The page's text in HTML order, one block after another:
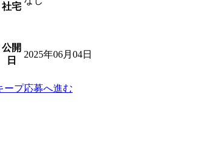
社宅
公開
日
2025年06月04日
ープ応募へ進む